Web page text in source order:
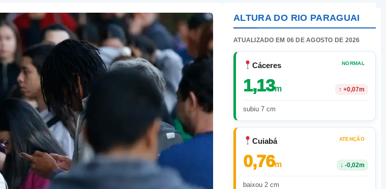
ALTURA DO RIO PARAGUAI
ATUALIZADO EM 06 DE AGOSTO DE 2026
Cáceres NORMAL
1,13m ↑ +0,07m
subiu 7 cm
Cuiabá ATENÇÃO
0,76m ↓ -0,02m
baixou 2 cm